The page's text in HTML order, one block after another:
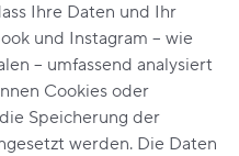
Ihre Daten und Ihr
und Instagram – wie
– umfassend analysiert
Cookies oder
Speicherung der
werden. Die Daten